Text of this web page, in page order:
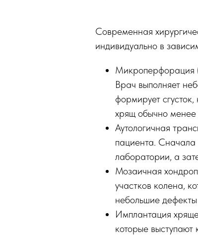
Современная
индивидуально в
Микроперфорация
Врач выполняет
формирует
хрящ обычно менее
Аутологичная
пациента.
лаборатории, а
Мозаичная
участков колена,
небольшие
Имплантация
которые выступают